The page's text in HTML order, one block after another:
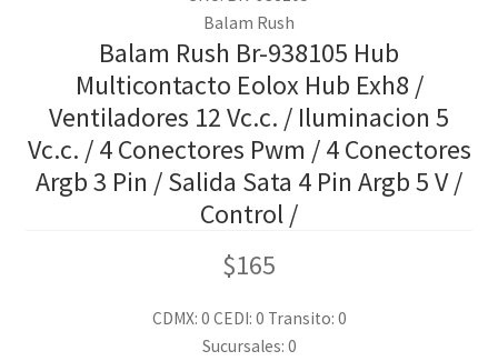
Balam Rush
Balam Rush Br-938105 Hub
Multicontacto Eolox Hub Exh8 /
Ventiladores 12 Vc.c. / Iluminacion 5
Vc.c. / 4 Conectores Pwm / 4 Conectores
Argb 3 Pin / Salida Sata 4 Pin Argb 5 V /
Control /
$165
CDMX: 0 CEDI: 0 Transito: 0
Sucursales: 0